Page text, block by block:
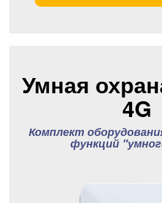
Умная
4G
Комплект
функций